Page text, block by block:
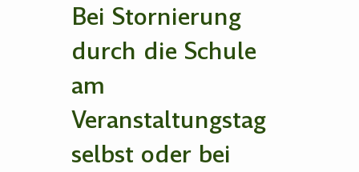
Bei Stornierung
durch die Schule
am
Veranstaltungstag
selbst oder bei